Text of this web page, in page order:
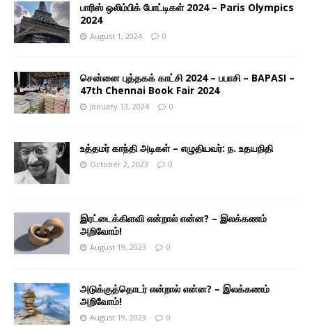
பாரிஸ் ஒலிம்பிக் போட்டிகள் 2024 – Paris Olympics
2024
August 1, 2024 0
சென்னை புத்தகக் காட்சி 2024 – பபாசி – BAPASI –
47th Chennai Book Fair 2024
January 13, 2024 0
உத்தமர் காந்தி அடிகள் – எழுதியவர்: ந. உதயநிதி
October 2, 2023 0
இரட்டைக்கிளவி என்றால் என்ன? – இலக்கணம்
அறிவோம்!
August 19, 2023 0
அடுக்குத்தொடர் என்றால் என்ன? – இலக்கணம்
அறிவோம்!
August 19, 2023 0